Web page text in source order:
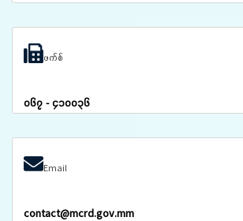
ဖက်စ်
၀၆၇ - ၄၁၀၀၃၆
Email
contact@mcrd.gov.mm